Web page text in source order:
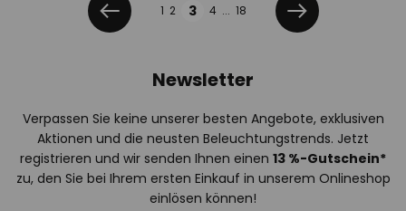
Zurück
Seite
1 2 3 4 ... 18
Weiter
Newsletter
Verpassen Sie keine unserer besten Angebote, exklusiven
Aktionen und die neusten Beleuchtungstrends. Jetzt
registrieren und wir senden Ihnen einen 13 %-Gutschein*
zu, den Sie bei Ihrem ersten Einkauf in unserem Onlineshop
einlösen können!